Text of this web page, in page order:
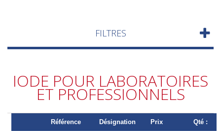
FILTRES
IODE POUR LABORATOIRES
ET PROFESSIONNELS
Référence Désignation Prix Qté :